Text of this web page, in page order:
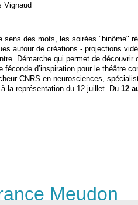
Vignaud
sens des mots, les soirées "binôme"
autour de créations - projections
Démarche qui permet de découvrir
d’inspiration pour le théâtre
CNRS en neurosciences,
la représentation du 12 juillet. Du 12
Meudon